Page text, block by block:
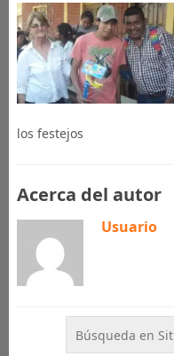
los festejos
Acerca del autor
Usuario